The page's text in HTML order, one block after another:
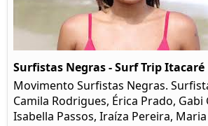
Surfistas Negras - Surf Trip Itacaré
Movimento Surfistas Negras.
Camila Rodrigues, Érica Prado, Gabi
Isabella Passos, Iraíza Pereira,